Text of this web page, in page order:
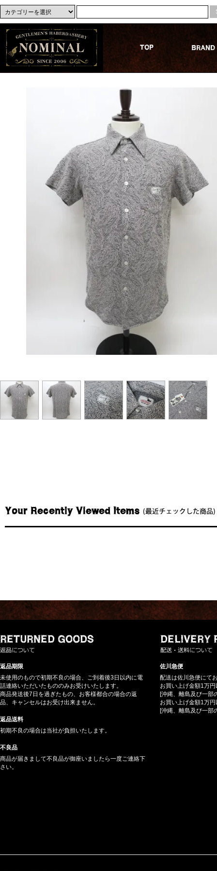
返品期限
未使用のもので初期不良の場合、ご到着後3日以内に電
話連絡いただいたもののみお受けいたします。
商品発送後7日を過ぎたもの、お客様都合の場合の返
品、キャンセルはお受け出来ません。
返品送料
初期不良の場合は当社が負担いたします。
不良品
商品が届きまして不良品が御座いましたら一度ご連絡下
さい。
佐川急便
配送は佐川急便にて
お買い上げ金額1万
[沖縄、離島及び一部
お買い上げ金額1万
[沖縄、離島及び一部